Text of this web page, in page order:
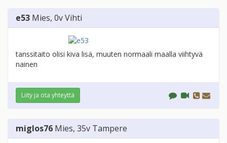
e53 Mies, 0vVihti
tanssitaito olisi kiva lisä, muuten normaali maalla viihtyvä
nainen
Liity ja ota yhteyttä
miglos76 Mies, 35v Tampere